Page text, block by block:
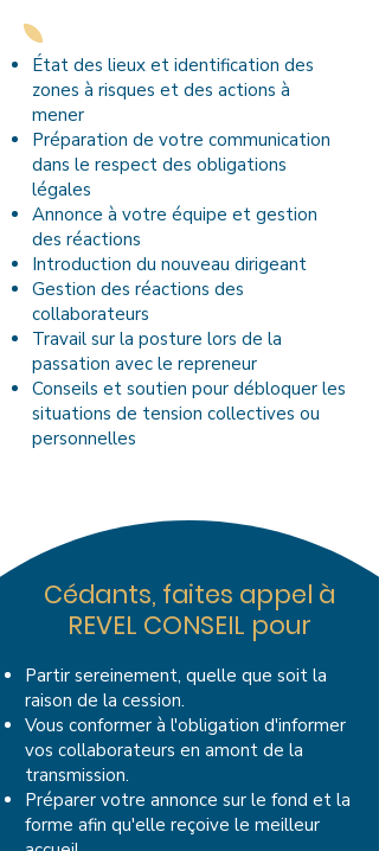
État des lieux et identification des
zones à risques et des actions à
mener
Préparation de votre communication
dans le respect des obligations
légales
Annonce à votre équipe et gestion
des réactions
Introduction du nouveau dirigeant
Gestion des réactions des
collaborateurs
Travail sur la posture lors de la
passation avec le repreneur
Conseils et soutien pour débloquer les
situations de tension collectives ou
personnelles
Cédants, faites appel à
REVEL CONSEIL pour
Partir sereinement, quelle que soit la
raison de la cession.
Vous conformer à l'obligation d'informer
vos collaborateurs en amont de la
transmission.
Préparer votre annonce sur le fond et la
forme afin qu'elle reçoive le meilleur